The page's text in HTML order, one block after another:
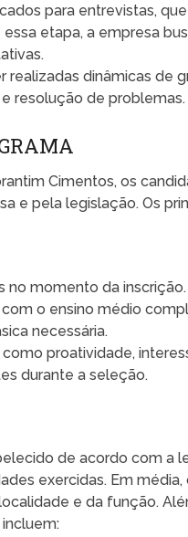
para entrevistas,
etapa, a empresa
realizadas dinâmicas de
resolução de problemas.
Cimentos, os
e pela legislação. Os
no momento da inscrição.
o ensino médio
necessária.
proatividade,
durante a seleção.
de acordo com a
exercidas. Em
e da função.